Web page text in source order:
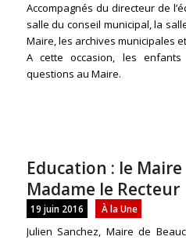
Accompagnés du directeur de
salle du conseil municipal, la
Maire, les archives municipales
A cette occasion, les
questions au Maire.
Education : le
Madame le Recteur
19 juin 2016 À la Une
Julien Sanchez, Maire de